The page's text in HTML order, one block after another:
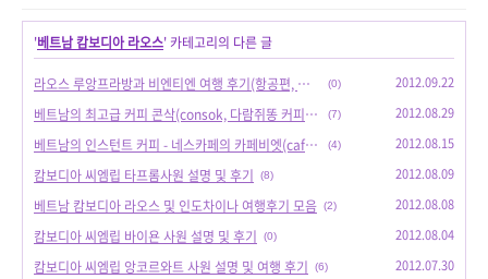
'베트남 캄보디아 라오스' 카테고리의 다른 글
라오스 루앙프라방과 비엔티엔 여행 후기(항공편, 관광지 사진 및 설명) (0) 2012.09.22
베트남의 최고급 커피 콘삭(consok, 다람쥐똥 커피)의 느낌 (7) 2012.08.29
베트남의 인스턴트 커피 - 네스카페의 카페비엣(cafe viet) (4) 2012.08.15
캄보디아 씨엠립 타프롬사원 설명 및 후기 (8) 2012.08.09
베트남 캄보디아 라오스 및 인도차이나 여행후기 모음 (2) 2012.08.08
캄보디아 씨엠립 바이욘 사원 설명 및 후기 (0) 2012.08.04
캄보디아 씨엠립 앙코르와트 사원 설명 및 여행 후기 (6) 2012.07.30